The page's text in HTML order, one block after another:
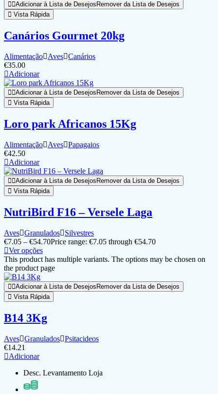
Adicionar à Lista de Desejos Remover da Lista de Desejos
Vista Rápida
Canários Gourmet 20kg
Alimentação Aves Canários
€35.00
Adicionar
Adicionar à Lista de Desejos Remover da Lista de Desejos
Vista Rápida
Loro park Africanos 15Kg
Alimentação Aves Papagaios
€42.50
Adicionar
Adicionar à Lista de Desejos Remover da Lista de Desejos
Vista Rápida
NutriBird F16 – Versele Laga
Aves Granulados
Silvestres
€7.05 – €54.70Price range: €7.05 through €54.70
Ver opções
This product has multiple variants. The options may be chosen on
the product page
Adicionar à Lista de Desejos Remover da Lista de Desejos
Vista Rápida
B14 3Kg
Aves Granulados Psitacideos
€14.21
Adicionar
Desc. Levantamento Loja